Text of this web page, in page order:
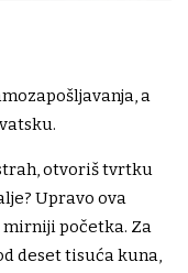
a
otvoriš tvrtku
Upravo ova
mirniji početka. Za
deset tisuća kuna,